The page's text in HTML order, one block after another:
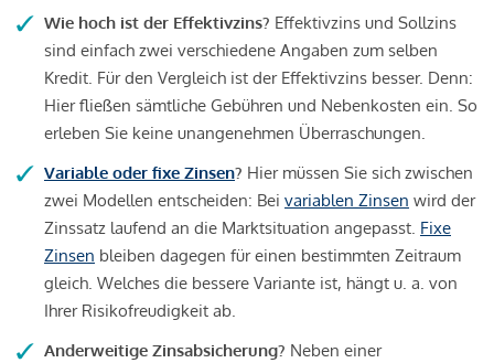
Wie hoch ist der Effektivzins? Effektivzins und Sollzins
sind einfach zwei verschiedene Angaben zum selben
Kredit. Für den Vergleich ist der Effektivzins besser. Denn:
Hier fließen sämtliche Gebühren und Nebenkosten ein. So
erleben Sie keine unangenehmen Überraschungen.
Variable oder fixe Zinsen? Hier müssen Sie sich zwischen
zwei Modellen entscheiden: Bei variablen Zinsen wird der
Zinssatz laufend an die Marktsituation angepasst. Fixe
Zinsen bleiben dagegen für einen bestimmten Zeitraum
gleich. Welches die bessere Variante ist, hängt u. a. von
Ihrer Risikofreudigkeit ab.
Anderweitige Zinsabsicherung? Neben einer